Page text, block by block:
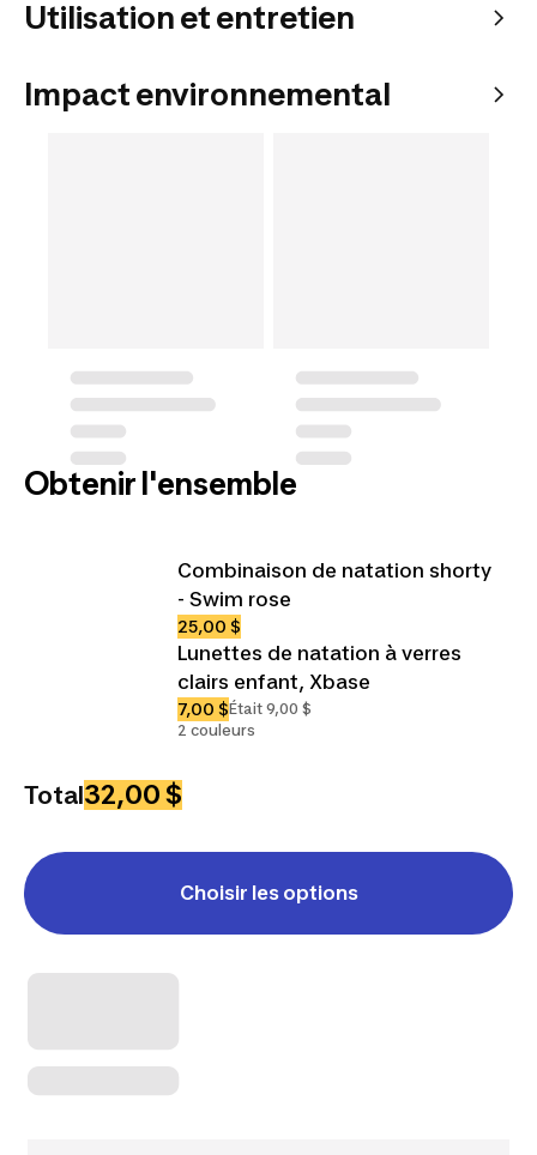
Utilisation et entretien
Impact environnemental
Obtenir l'ensemble
Combinaison de natation shorty
- Swim rose
25,00 $
Lunettes de natation à verres
clairs enfant, Xbase
7,00 $Était 9,00 $
2 couleurs
Total32,00 $
Choisir les options